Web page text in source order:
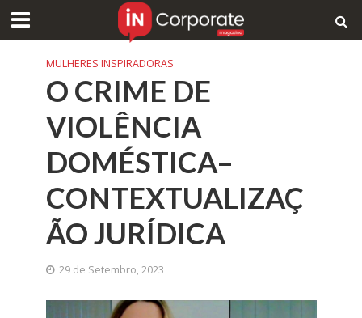
MULHERES INSPIRADORAS
O CRIME DE
VIOLÊNCIA
DOMÉSTICA–
CONTEXTUALIZAÇ
ÃO JURÍDICA
29 de Setembro, 2023